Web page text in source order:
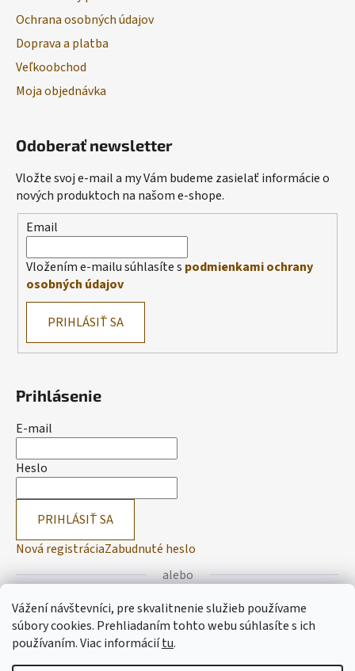
Vážení návštevníci, pre skvalitnenie služieb používame
súbory cookies. Prehliadaním tohto webu súhlasíte s ich
používaním.Viac informáciítu.
Ochrana osobných údajov
Doprava a platba
Veľkoobchod
Moja objednávka
Odoberať newsletter
Vložte svoj e-mail a my Vám budeme zasielať informácie o
nových produktoch na našom e-shope.
Email
Vložením e-mailu súhlasíte s podmienkami ochrany
osobných údajov
PRIHLÁSIŤ SA
Prihlásenie
E-mail
Heslo
PRIHLÁSIŤ SA
Nová registráciaZabudnuté heslo
alebo
Prihlásiť sa cez Facebook
Prihlásiť sa cez Google